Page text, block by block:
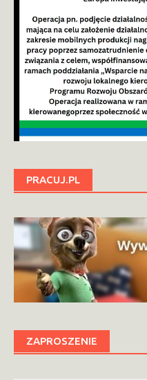
PRACUJ.PL
ZAPROSZENIE